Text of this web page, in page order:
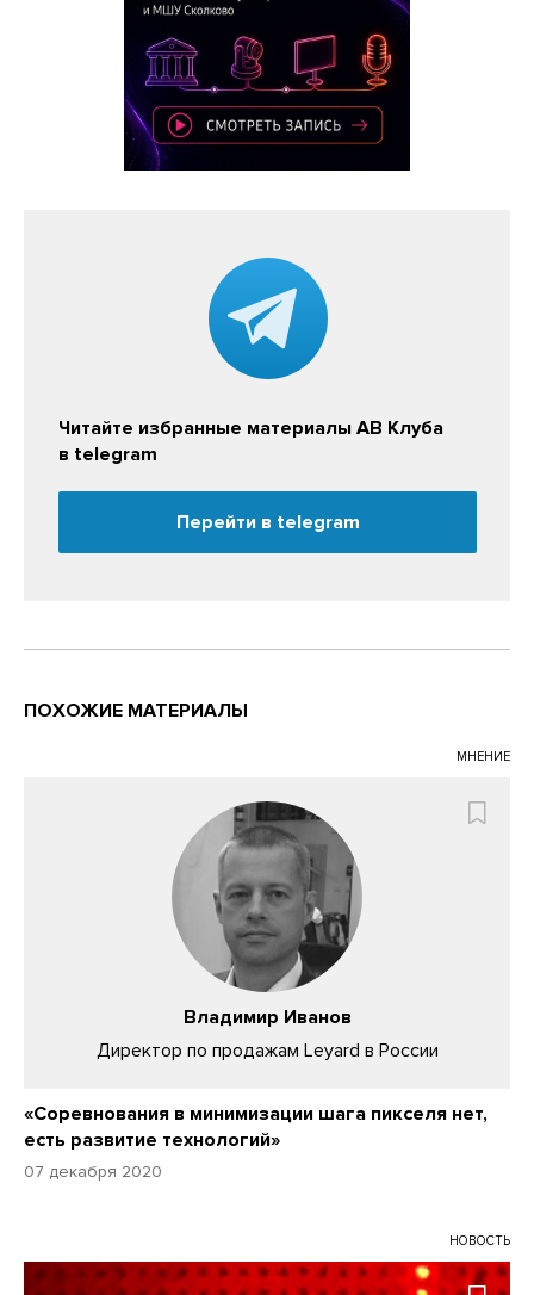
Читайте избранные материалы АВ Клуба
в telegram
Перейти в telegram
ПОХОЖИЕ МАТЕРИАЛЫ
МНЕНИЕ
Владимир Иванов
Директор по продажам Leyard в России
«Соревнования в минимизации шага пикселя нет,
есть развитие технологий»
07 декабря 2020
НОВОСТЬ